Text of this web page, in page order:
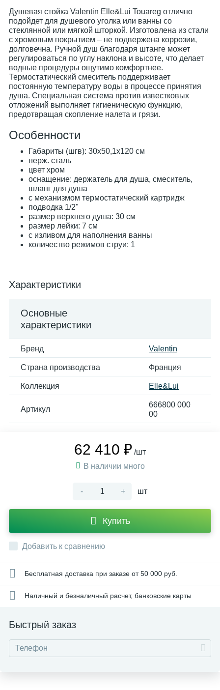
Душевая стойка Valentin Elle&Lui Touareg отлично
подойдет для душевого уголка или ванны со
стеклянной или мягкой шторкой. Изготовлена из стали
с хромовым покрытием – не подвержена коррозии,
долговечна. Ручной душ благодаря штанге может
регулироваться по углу наклона и высоте, что делает
водные процедуры ощутимо комфортнее.
Термостатический смеситель поддерживает
постоянную температуру воды в процессе принятия
душа. Специальная система против известковых
отложений выполняет гигиеническую функцию,
предотвращая скопление налета и грязи.
Особенности
Габариты (шгв): 30x50,1x120 см
нерж. сталь
цвет хром
оснащение: держатель для душа, смеситель,
шланг для душа
с механизмом термостатический картридж
подводка 1/2"
размер верхнего душа: 30 см
размер лейки: 7 см
с изливом для наполнения ванны
количество режимов струи: 1
Характеристики
Основные
характеристики
Бренд Valentin
Страна производства Франция
Коллекция Elle&Lui
Артикул
666800 000
00
62 410 ₽ /шт
В наличии много
- + шт
Купить
Добавить к сравнению
Бесплатная доставка при заказе от 50 000 руб.
Наличный и безналичный расчет, банковские карты
Быстрый заказ